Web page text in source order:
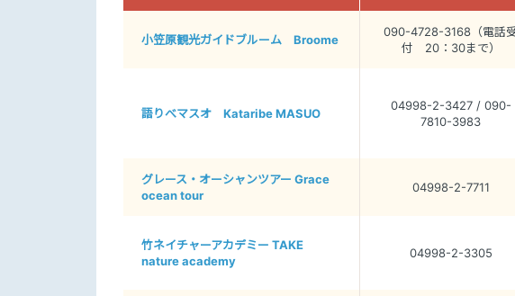
小笠原観光ガイドブルーム Broome
090-4728-3168（電話
付 20：30まで）
語りべマスオ Kataribe MASUO
04998-2-3427 / 090-
7810-3983
グレース・オーシャンツアー Grace
ocean tour
04998-2-7711
竹ネイチャーアカデミー TAKE
nature academy
04998-2-3305